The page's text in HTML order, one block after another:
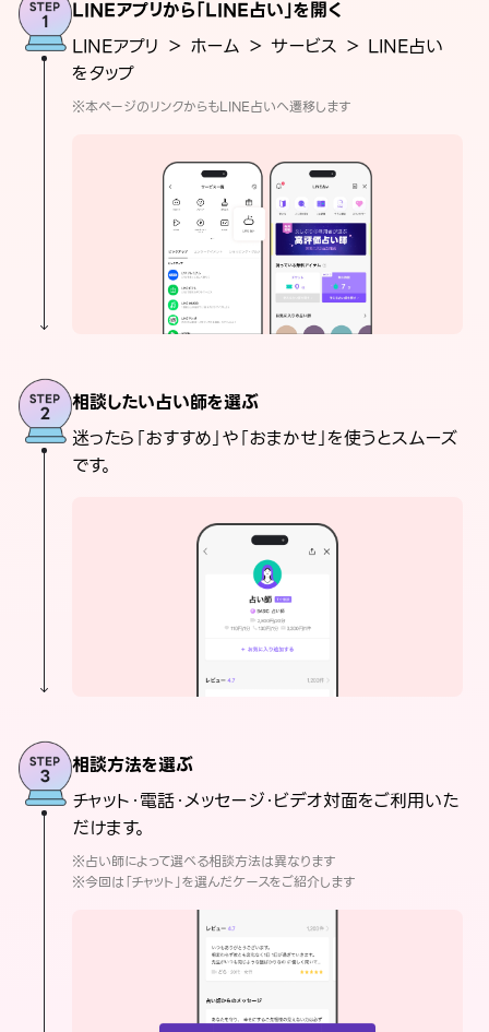
LINEアプリから「LINE占い」を開く
LINEアプリ ＞ ホーム ＞ サービス ＞ LINE占い
をタップ
※本ページのリンクからもLINE占いへ遷移します
相談したい占い師を選ぶ
迷ったら「おすすめ」や「おまかせ」を使うとスムーズ
です。
相談方法を選ぶ
チャット・電話・メッセージ・ビデオ対面をご利用いた
だけます。
※占い師によって選べる相談方法は異なります
※今回は「チャット」を選んだケースをご紹介します